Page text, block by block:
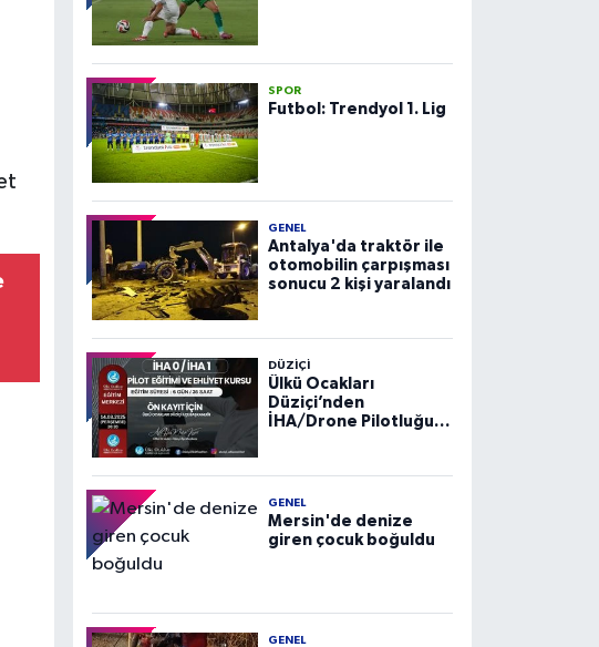
SPOR
Futbol: Trendyol 1. Lig
GENEL
Antalya'da traktör ile
otomobilin çarpışması
sonucu 2 kişi yaralandı
DÜZIÇI
Ülkü Ocakları
Düziçi’nden
İHA/Drone Pilotluğu
GENEL
Mersin'de denize
giren çocuk boğuldu
GENEL